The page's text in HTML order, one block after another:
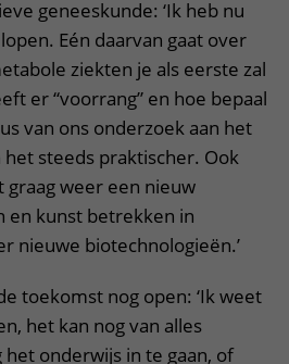
geneeskunde: ‘Ik heb nu
Eén daarvan gaat over
ziekten je als eerste zal
er “voorrang” en hoe bepaal
van ons onderzoek aan het
steeds praktischer. Ook
weer een nieuw
en kunst betrekken in
nieuwe biotechnologieën.’
toekomst nog open: ‘Ik weet
het kan nog van alles
onderwijs in te gaan, of